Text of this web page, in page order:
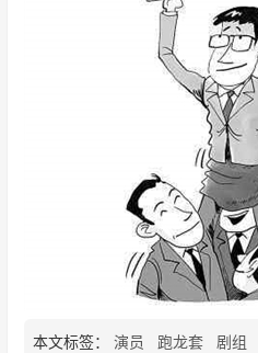
本文标签： 演员 跑龙套 剧组